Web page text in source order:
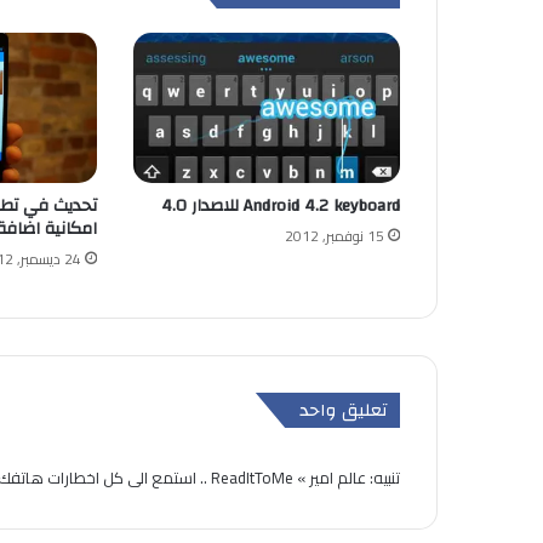
Android 4.2 keyboard للاصدار 4.0
15 نوفمبر, 2012
تحديث في
امكانية
24 ديسمبر, 2012
تعليق واحد
تنبيه:عالم امير » ReadItToMe .. استمع الى كل اخطارات هاتفك الاندرويد